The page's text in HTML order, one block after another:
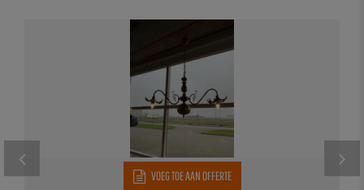
VOEG TOE AAN OFFERTE